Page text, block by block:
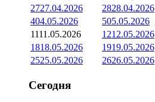
2727.04.2026 2828.04.2026
404.05.2026 505.05.2026
1111.05.2026 1212.05.2026
1818.05.2026 1919.05.2026
2525.05.2026 2626.05.2026
Сегодня